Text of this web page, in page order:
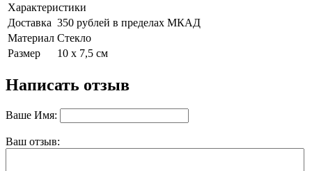
Характеристики
Доставка 350 рублей в пределах МКАД
Материал Стекло
Размер
10 х 7,5 см
Написать отзыв
Ваше Имя:
Ваш отзыв: